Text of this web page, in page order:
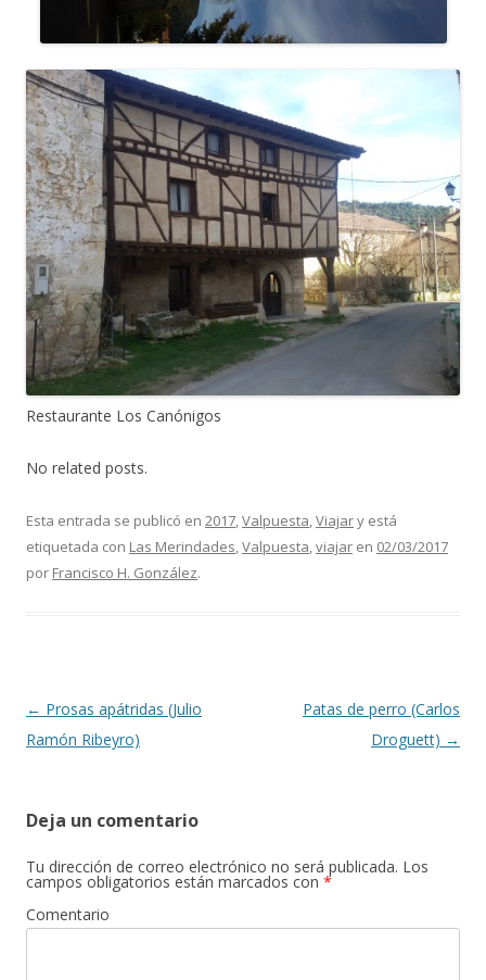
Restaurante Los Canónigos
No related posts.
Esta entrada se publicó en 2017,Valpuesta,Viajary está
etiquetada con Las Merindades,Valpuesta,viajar en 02/03/2017
por Francisco H. González.
Navegación de entradas
← Prosas apátridas (Julio
Ramón Ribeyro)
Patas de perro (Carlos
Droguett) →
Deja un comentario
Tu dirección de correo electrónico no será publicada. Los
campos obligatorios están marcados con *
Comentario